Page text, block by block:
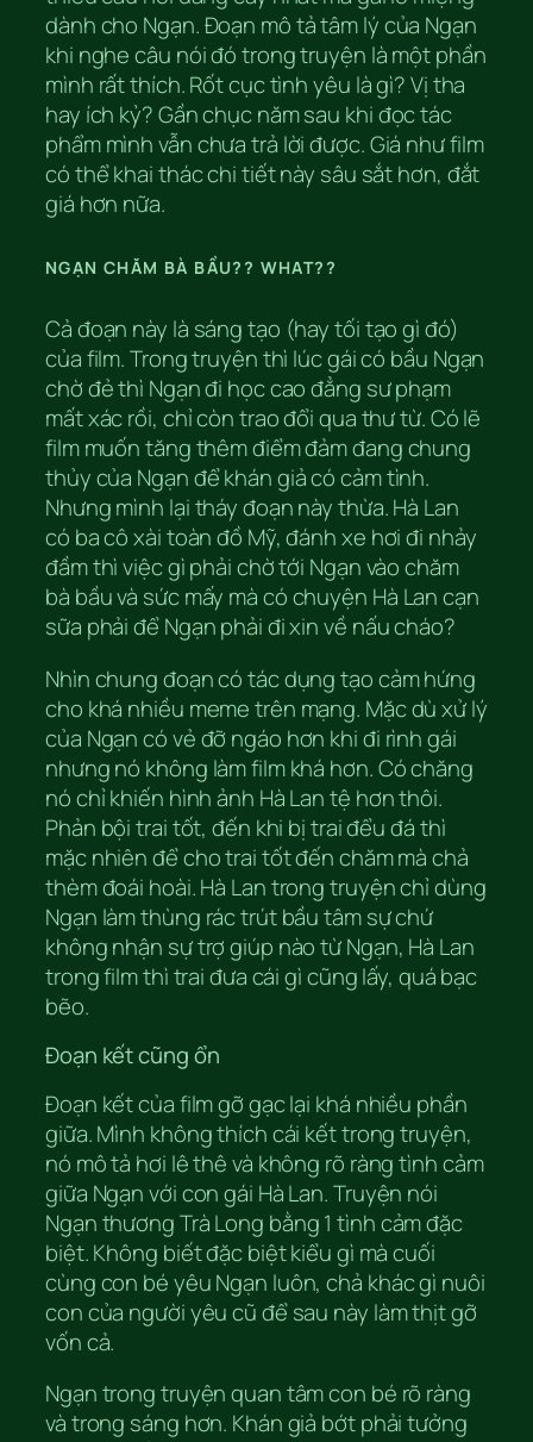
dành cho Ngạn. Đoạn mô tả tâm lý của Ngạn
khi nghe câu nói đó trong truyện là một phần
mình rất thích. Rốt cục tình yêu là gì? Vị tha
hay ích kỷ? Gần chục năm sau khi đọc tác
phẩm mình vẫn chưa trả lời được. Giá như film
có thể khai thác chi tiết này sâu sắt hơn, đắt
giá hơn nữa.
NGẠN CHĂM BÀ BẦU?? WHAT??
Cả đoạn này là sáng tạo (hay tối tạo gì đó)
của film. Trong truyện thì lúc gái có bầu Ngạn
chờ đẻ thì Ngạn đi học cao đẳng sư phạm
mất xác rồi, chỉ còn trao đổi qua thư từ. Có lẽ
film muốn tăng thêm điểm đảm đang chung
thủy của Ngạn để khán giả có cảm tình.
Nhưng mình lại tháy đoạn này thừa. Hà Lan
có ba cô xài toàn đồ Mỹ, đánh xe hơi đi nhảy
đầm thì việc gì phải chờ tới Ngạn vào chăm
bà bầu và sức mấy mà có chuyện Hà Lan cạn
sữa phải để Ngạn phải đi xin về nấu cháo?
Nhìn chung đoạn có tác dụng tạo cảm hứng
cho khá nhiều meme trên mạng. Mặc dù xử lý
của Ngạn có vẻ đỡ ngáo hơn khi đi rình gái
nhưng nó không làm film khá hơn. Có chăng
nó chỉ khiến hình ảnh Hà Lan tệ hơn thôi.
Phản bội trai tốt, đến khi bị trai đểu đá thì
mặc nhiên để cho trai tốt đến chăm mà chả
thèm đoái hoài. Hà Lan trong truyện chỉ dùng
Ngạn làm thùng rác trút bầu tâm sự chứ
không nhận sự trợ giúp nào từ Ngạn, Hà Lan
trong film thì trai đưa cái gì cũng lấy, quá bạc
bẽo.
Đoạn kết cũng ổn
Đoạn kết của film gỡ gạc lại khá nhiều phần
giữa. Mình không thích cái kết trong truyện,
nó mô tả hơi lê thê và không rõ ràng tình cảm
giữa Ngạn với con gái Hà Lan. Truyện nói
Ngạn thương Trà Long bằng 1 tình cảm đặc
biệt. Không biết đặc biệt kiểu gì mà cuối
cùng con bé yêu Ngạn luôn, chả khác gì nuôi
con của người yêu cũ để sau này làm thịt gỡ
vốn cả.
Ngạn trong truyện quan tâm con bé rõ ràng
và trong sáng hơn. Khán giả bớt phải tưởng